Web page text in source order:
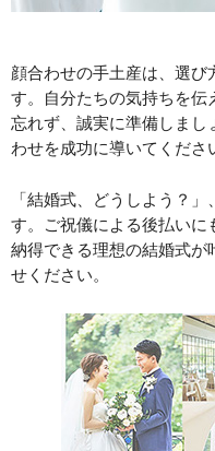
顔合わせの手土産は、選び
す。自分たちの気持ちを伝
忘れず、誠実に準備しまし
わせを成功に導いてくださ
「結婚式、どうしよう？
す。ご祝儀による後払いに
納得できる理想の結婚式が
せください。